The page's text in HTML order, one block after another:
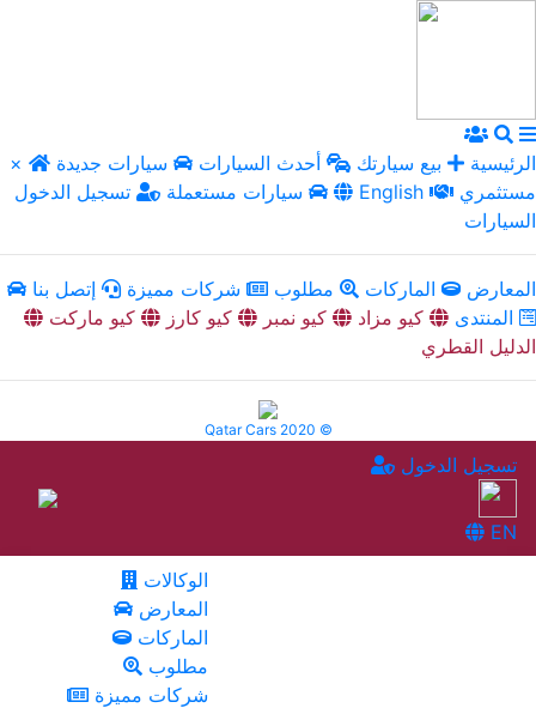
× الرئيسية بيع سيارتك أحدث السيارات
سيارات جديدة
سيارات مستعملة
تسجيل الدخول English
السيارات
المعارض الماركات مطلوب شركات مميزة
إتصل بنا
المنتدى
كيو مزاد كيو نمبر كيو كارز
كيو ماركت
الدليل القطري
Qatar Cars 2020 ©
تسجيل الدخول
EN
الوكالات
المعارض
الماركات
مطلوب
شركات مميزة